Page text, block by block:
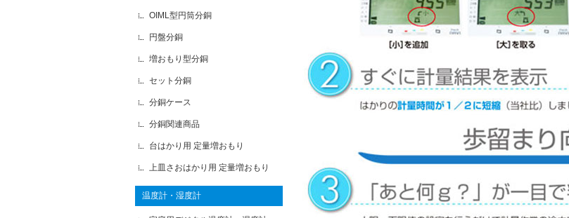
OIML型円筒分銅
円盤分銅
増おもり型分銅
セット分銅
分銅ケース
分銅関連商品
台はかり用 定量増おもり
上皿さおはかり用 定量増おもり
温度計・湿度計